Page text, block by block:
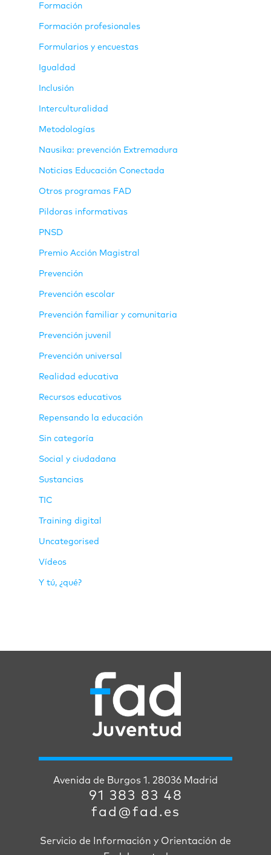
Formación
Formación profesionales
Formularios y encuestas
Igualdad
Inclusión
Interculturalidad
Metodologías
Nausika: prevención Extremadura
Noticias Educación Conectada
Otros programas FAD
Pildoras informativas
PNSD
Premio Acción Magistral
Prevención
Prevención escolar
Prevención familiar y comunitaria
Prevención juvenil
Prevención universal
Realidad educativa
Recursos educativos
Repensando la educación
Sin categoría
Social y ciudadana
Sustancias
TIC
Training digital
Uncategorised
Vídeos
Y tú, ¿qué?
Avenida de Burgos 1. 28036 Madrid
91 383 83 48
fad@fad.es
Servicio de Información y Orientación de